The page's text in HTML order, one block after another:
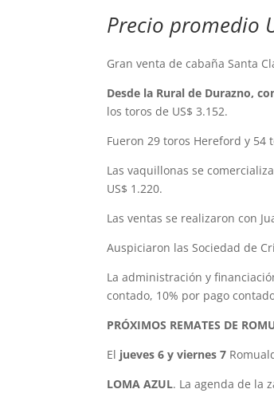
Precio promedio
Gran venta de cabaña Santa
Desde la Rural de Durazno,
los toros de US$ 3.152.
Fueron 29 toros Hereford y 54
Las vaquillonas se
US$ 1.220.
Las ventas se realizaron con
Auspiciaron las Sociedad de
La administración y
contado, 10% por pago
PRÓXIMOS REMATES DE
El jueves 6 y viernes 7
LOMA AZUL. La agenda de la